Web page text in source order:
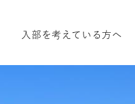
入部を考えている方へ